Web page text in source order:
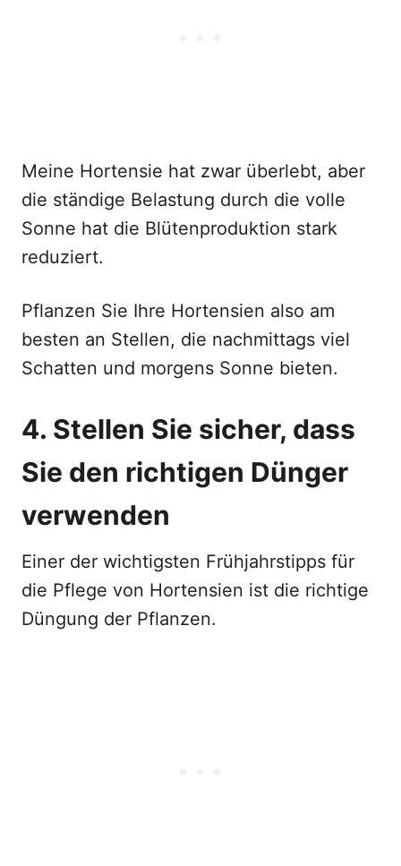
Meine Hortensie hat zwar überlebt, aber
die ständige Belastung durch die volle
Sonne hat die Blütenproduktion stark
reduziert.
Pflanzen Sie Ihre Hortensien also am
besten an Stellen, die nachmittags viel
Schatten und morgens Sonne bieten.
4. Stellen Sie sicher, dass
Sie den richtigen Dünger
verwenden
Einer der wichtigsten Frühjahrstipps für
die Pflege von Hortensien ist die richtige
Düngung der Pflanzen.